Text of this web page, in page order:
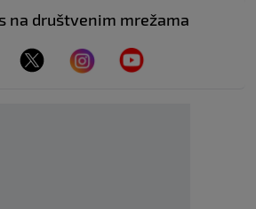
na društvenim mrežama